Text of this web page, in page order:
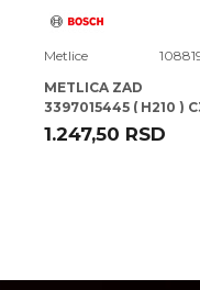
Metlice
METLICA ZAD
3397015445 ( H210 )
AIRCROSS 17- BOSCH
1.247,50 RSD